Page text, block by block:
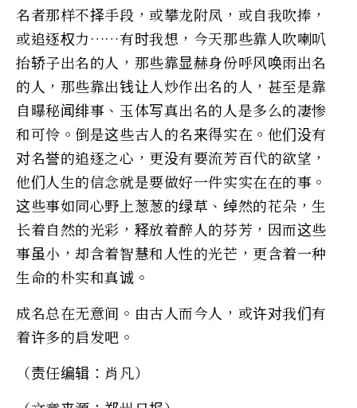
名者那样不择手段，或攀龙附凤，或自我吹捧，
或追逐权力……有时我想，今天那些靠人吹喇叭
抬轿子出名的人，那些靠显赫身份呼风唤雨出名
的人，那些靠出钱让人炒作出名的人，甚至是靠
自曝秘闻绯事、玉体写真出名的人是多么的凄惨
和可怜。倒是这些古人的名来得实在。他们没有
对名誉的追逐之心，更没有要流芳百代的欲望，
他们人生的信念就是要做好一件实实在在的事。
这些事如同心野上葱葱的绿草、绰然的花朵，生
长着自然的光彩，释放着醉人的芬芳，因而这些
事虽小，却含着智慧和人性的光芒，更含着一种
生命的朴实和真诚。
成名总在无意间。由古人而今人，或许对我们有
着许多的启发吧。
（责任编辑：肖凡）